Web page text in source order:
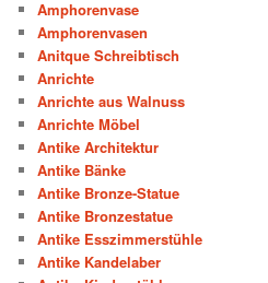
Amphorenvase
Amphorenvasen
Anitque Schreibtisch
Anrichte
Anrichte aus Walnuss
Anrichte Möbel
Antike Architektur
Antike Bänke
Antike Bronze-Statue
Antike Bronzestatue
Antike Esszimmerstühle
Antike Kandelaber